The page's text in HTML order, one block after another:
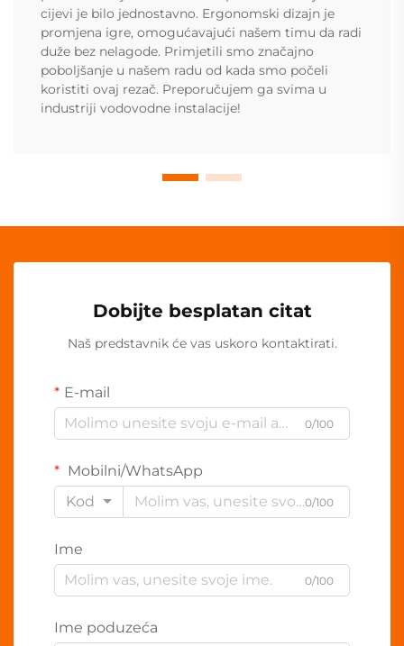
cijevi je bilo jednostavno. Ergonomski dizajn je
promjena igre, omogućavajući našem timu da radi
duže bez nelagode. Primjetili smo značajno
poboljšanje u našem radu od kada smo počeli
koristiti ovaj rezač. Preporučujem ga svima u
industriji vodovodne instalacije!
Dobijte besplatan citat
Naš predstavnik će vas uskoro kontaktirati.
E-mail
0/100
Mobilni/WhatsApp
Kod
0/100
Ime
0/100
Ime poduzeća